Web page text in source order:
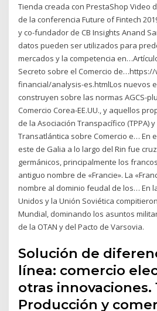
Tienda creada con PrestaShop Video
de la conferencia Future of Fintech
y co-fundador de CB Insights Anand
datos pueden ser utilizados para
mercados y la competencia
Secreto sobre el Comercio
financial/analysis-es.htmlLos nuevos
construyen sobre las normas AGCS-
Comercio Corea-EE.UU., y aquellos
de la Asociación Transpacífico (TPPA)
Transatlántica sobre Comercio e… En
este de Galia a lo largo del Rin fue
germánicos, principalmente los
antiguo nombre de «Francie». La
nombre al dominio feudal de los… En
Unidos y la Unión Soviética
Mundial, dominando los asuntos
de la OTAN y del Pacto de Varsovia.
Solución de
línea: comercio
otras innovaciones.
Producción y